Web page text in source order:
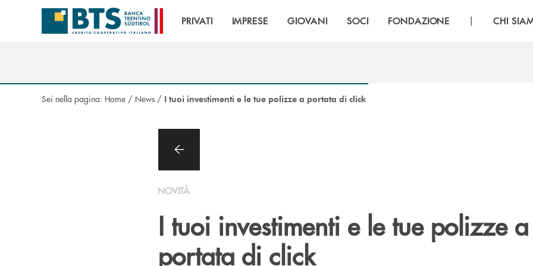
Salta al contenuto principale
PRIVATI IMPRESE GIOVANI SOCI FONDAZIONE | CHI
Sei nella pagina: Home / News / I tuoi investimenti e le tue polizze a portata di click
NOVITÀ
I tuoi investimenti e le tue polizze a
portata di click